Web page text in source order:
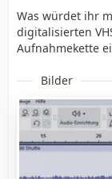
Nach langer
bin ich
Was würdet ihr
digitalisierten
Aufnahmekette
Bilder